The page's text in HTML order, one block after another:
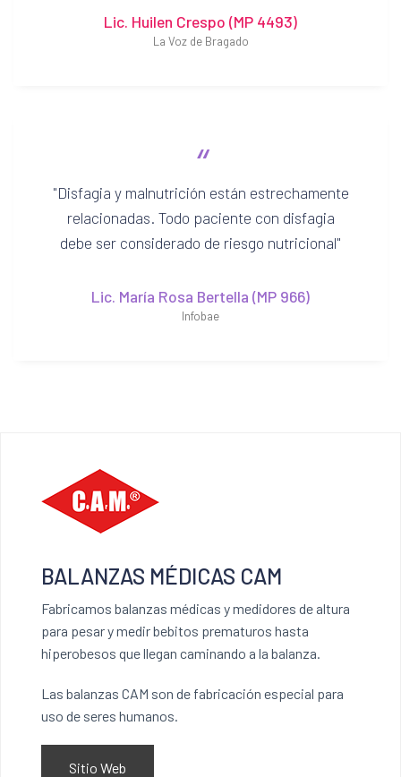
Lic. Huilen Crespo (MP 4493)
La Voz de Bragado
“
Disfagia y malnutrición están estrechamente
relacionadas. Todo paciente con disfagia
debe ser considerado de riesgo nutricional
Lic. María Rosa Bertella (MP 966)
Infobae
BALANZAS MÉDICAS CAM
Fabricamos balanzas médicas y medidores de altura
para pesar y medir bebitos prematuros hasta
hiperobesos que llegan caminando a la balanza.
Las balanzas CAM son de fabricación especial para
uso de seres humanos.
Sitio Web